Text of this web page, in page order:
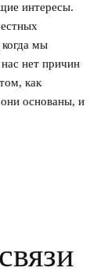
интересы.
мы
нет причин
как
основаны, и